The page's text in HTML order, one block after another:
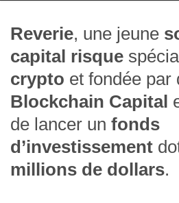
Reverie, une jeune
capital risque
crypto et fondée par
Blockchain Capital
de lancer un fonds
d’investissement
millions de dollars.